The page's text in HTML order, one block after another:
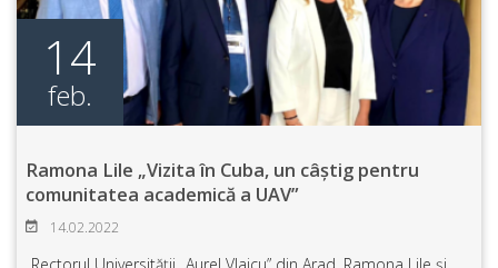
14
feb.
Ramona Lile „Vizita în Cuba, un câștig pentru
comunitatea academică a UAV”
14.02.2022